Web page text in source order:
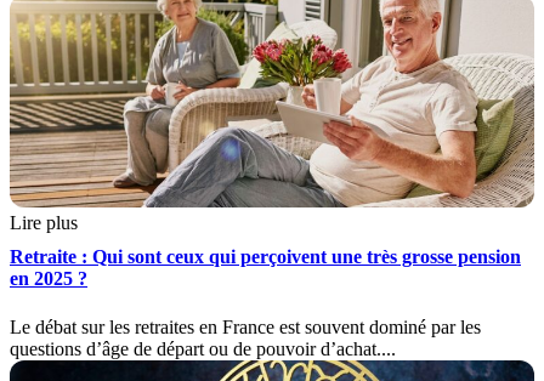
Lire plus
Retraite : Qui sont ceux qui perçoivent une très grosse pension
en 2025 ?
Le débat sur les retraites en France est souvent dominé par les
questions d’âge de départ ou de pouvoir d’achat....